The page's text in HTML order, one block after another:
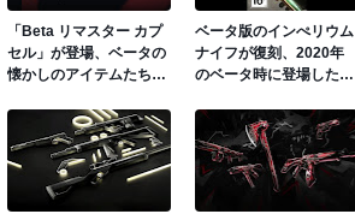
「Beta リマスター カプ
セル」が登場、ベータの
懐かしのアイテムたちが
ベータ版のインぺリウム
ナイフが復刻、2020年
のベータ時に登場したア
「BETAセット」を発表